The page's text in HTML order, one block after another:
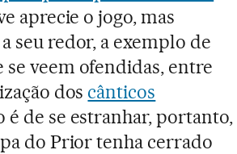
aprecie o jogo, mas
seu redor, a exemplo de
se veem ofendidas, entre
dos cânticos
é de se estranhar, portanto,
do Prior tenha cerrado